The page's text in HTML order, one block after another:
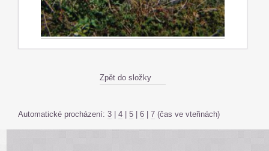
Zpět do složky
Automatické procházení: 3 4 5 6 7 (čas ve vteřinách)